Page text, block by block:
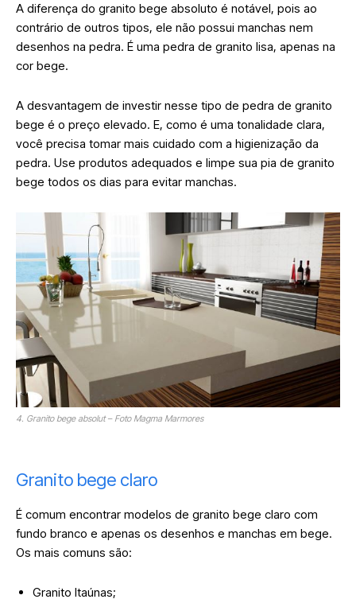
A diferença do granito bege absoluto é notável, pois ao
contrário de outros tipos, ele não possui manchas nem
desenhos na pedra. É uma pedra de granito lisa, apenas na
cor bege.
A desvantagem de investir nesse tipo de pedra de granito
bege é o preço elevado. E, como é uma tonalidade clara,
você precisa tomar mais cuidado com a higienização da
pedra. Use produtos adequados e limpe sua pia de granito
bege todos os dias para evitar manchas.
4. Granito bege absolut – Foto Magma Marmores
Granito bege claro
É comum encontrar modelos de granito bege claro com
fundo branco e apenas os desenhos e manchas em bege.
Os mais comuns são:
Granito Itaúnas;